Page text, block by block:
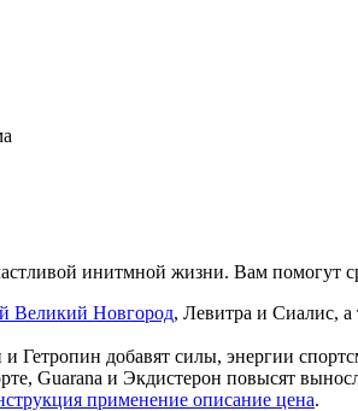
инитмной жизни. Вам помогут
Великий Новгород, Левитра и Сиалис,
Гетропин добавят силы, энергии
Guarana и Экдистерон повысят
применение описание цена.